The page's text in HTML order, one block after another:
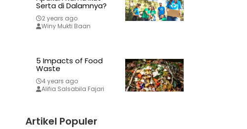
Serta di Dalamnya?
2 years ago
Winy Mukti Baan
5 Impacts of Food
Waste
4 years ago
Alifia Salsabila Fajari
Artikel Populer